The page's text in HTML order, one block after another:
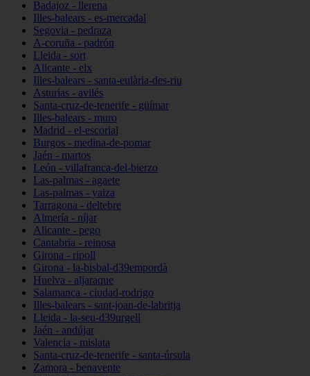
Badajoz - llerena
Illes-balears - es-mercadal
Segovia - pedraza
A-coruña - padrón
Lleida - sort
Alicante - elx
Illes-balears - santa-eulària-des-riu
Asturias - avilés
Santa-cruz-de-tenerife - güímar
Illes-balears - muro
Madrid - el-escorial
Burgos - medina-de-pomar
Jaén - martos
León - villafranca-del-bierzo
Las-palmas - agaete
Las-palmas - yaiza
Tarragona - deltebre
Almería - níjar
Alicante - pego
Cantabria - reinosa
Girona - ripoll
Girona - la-bisbal-d39empordà
Huelva - aljaraque
Salamanca - ciudad-rodrigo
Illes-balears - sant-joan-de-labritja
Lleida - la-seu-d39urgell
Jaén - andújar
Valencia - mislata
Santa-cruz-de-tenerife - santa-úrsula
Zamora - benavente